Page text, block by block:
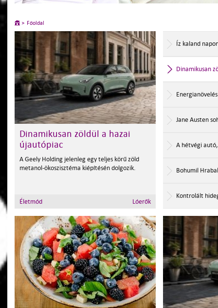
Főoldal
Íz kaland
Dinamikusan
Energianövelés
Jane Austen
A hétvégi
Bohumil
Kontrolált
Energianövelés
Aktivitást fokozó, energianövelő ételek és
italok.
Egészség Egészségmegőrzés